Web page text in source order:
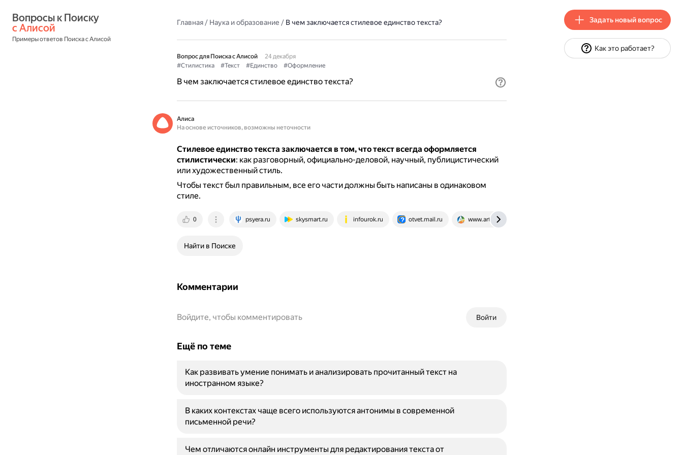
с Алисой
Примеры ответов Поиска с Алисой
Главная/ Наука и образование / В чем заключается стилевое единство текста?
Вопрос для Поиска с Алисой
24 декабря
#Стилистика
#Текст #Единство #Оформление
В чем заключается стилевое единство текста?
Алиса
На основе источников, возможны неточности
Стилевое единство текста заключается в том, что текст всегда оформляется
стилистически: как разговорный, официально-деловой, научный, публицистический
или художественный стиль.
Чтобы текст был правильным, все его части должны быть написаны в одинаковом
стиле.
0 psyera.ru skysmart.ru infourok.ru otvet.mail.ru www.art-talant.org
Найти в Поиске
Комментарии
Войти
Войдите, чтобы комментировать
Ещё по теме
Как развивать умение понимать и анализировать прочитанный текст на
иностранном языке?
В каких контекстах чаще всего используются антонимы в современной
письменной речи?
Чем отличаются онлайн инструменты для редактирования текста от
Задать новый вопрос
Как это работает?